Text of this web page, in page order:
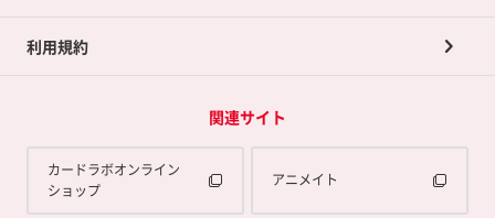
利用規約
関連サイト
カードラボオンライン
ショップ
アニメイト